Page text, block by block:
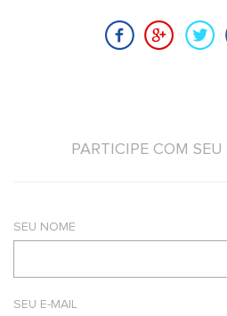
PARTICIPE COM
SEU NOME
SEU E-MAIL